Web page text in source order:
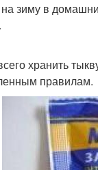
зиму в
хранить
правилам.